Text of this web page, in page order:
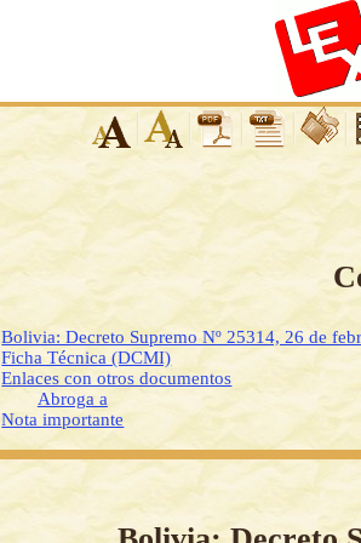
Bolivia: Decreto Supremo Nº 25314, 26 de
Ficha Técnica (DCMI)
Enlaces con otros documentos
Abroga a
Nota importante